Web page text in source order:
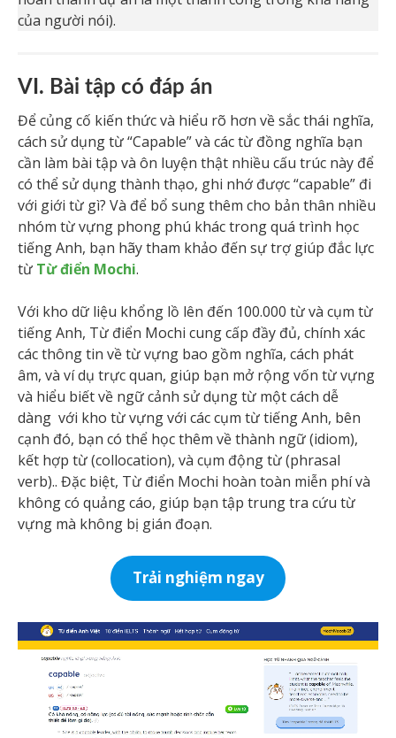
của người nói).
VI. Bài tập có đáp án
Để củng cố kiến thức và hiểu rõ hơn về sắc thái nghĩa,
cách sử dụng từ “Capable” và các từ đồng nghĩa bạn
cần làm bài tập và ôn luyện thật nhiều cấu trúc này để
có thể sử dụng thành thạo, ghi nhớ được “capable” đi
với giới từ gì? Và để bổ sung thêm cho bản thân nhiều
nhóm từ vựng phong phú khác trong quá trình học
tiếng Anh, bạn hãy tham khảo đến sự trợ giúp đắc lực
từ Từ điển Mochi.
Với kho dữ liệu khổng lồ lên đến 100.000 từ và cụm từ
tiếng Anh, Từ điển Mochi cung cấp đầy đủ, chính xác
các thông tin về từ vựng bao gồm nghĩa, cách phát
âm, và ví dụ trực quan, giúp bạn mở rộng vốn từ vựng
và hiểu biết về ngữ cảnh sử dụng từ một cách dễ
dàng với kho từ vựng với các cụm từ tiếng Anh, bên
cạnh đó, bạn có thể học thêm về thành ngữ (idiom),
kết hợp từ (collocation), và cụm động từ (phrasal
verb).. Đặc biệt, Từ điển Mochi hoàn toàn miễn phí và
không có quảng cáo, giúp bạn tập trung tra cứu từ
vựng mà không bị gián đoạn.
Trải nghiệm ngay